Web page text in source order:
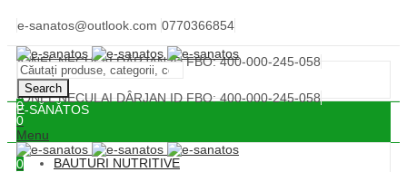
e-sanatos@outlook.com 0770366854
IONEL NECULAI DÂRJAN ID FBO: 400-000-245-058
IONEL NECULAI DÂRJAN ID FBO: 400-000-245-058
Search
0
0
Menu
0
E-SĂNĂTOS
BAUTURI NUTRITIVE